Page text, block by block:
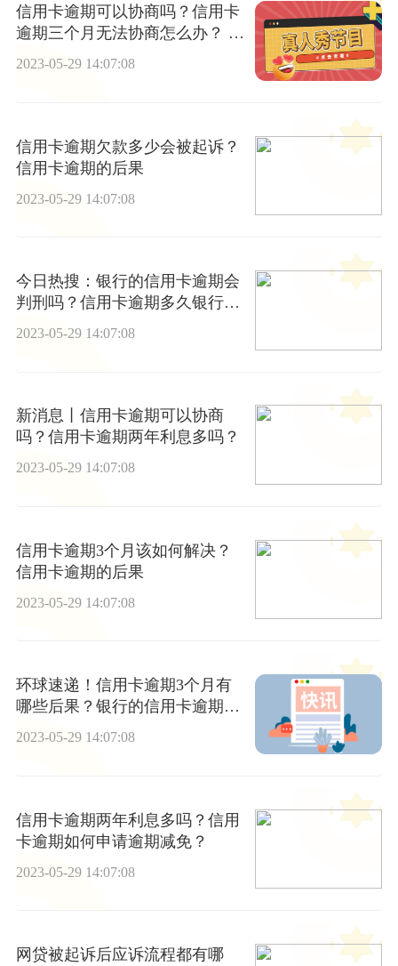
信用卡逾期可以协商吗？信用卡
逾期三个月无法协商怎么办？ 天
天新要闻
2023-05-29 14:07:08
信用卡逾期欠款多少会被起诉？
信用卡逾期的后果
2023-05-29 14:07:08
今日热搜：银行的信用卡逾期会
判刑吗？信用卡逾期多久银行会
上门？
2023-05-29 14:07:08
新消息丨信用卡逾期可以协商
吗？信用卡逾期两年利息多吗？
2023-05-29 14:07:08
信用卡逾期3个月该如何解决？
信用卡逾期的后果
2023-05-29 14:07:08
环球速递！信用卡逾期3个月有
哪些后果？银行的信用卡逾期会
判刑吗？
2023-05-29 14:07:08
信用卡逾期两年利息多吗？信用
卡逾期如何申请逾期减免？
2023-05-29 14:07:08
网贷被起诉后应诉流程都有哪